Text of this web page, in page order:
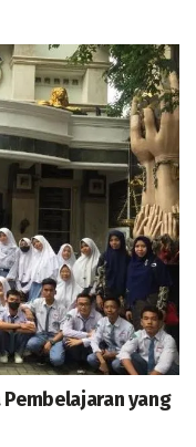
Pembelajaran yang